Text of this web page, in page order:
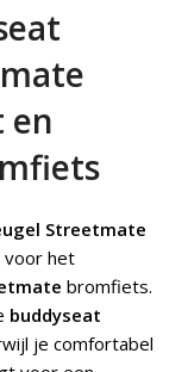
en
Streetmate
voor het
bromfiets.
buddyseat
je comfortabel